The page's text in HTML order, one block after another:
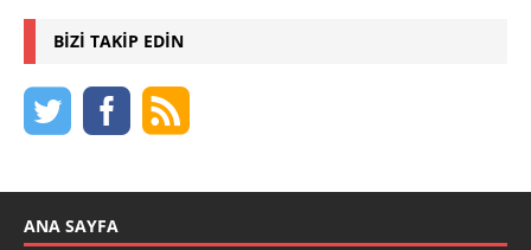
BIZI TAKIP EDIN
ANA SAYFA